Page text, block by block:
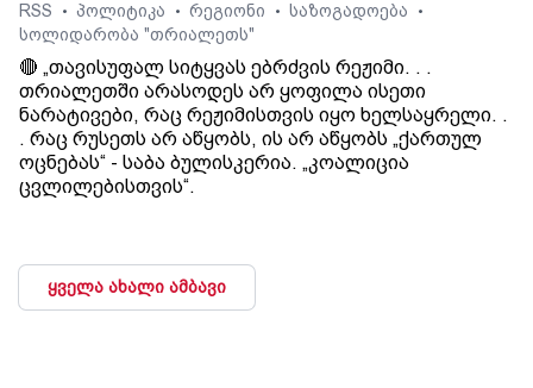
RSS
• პოლიტიკა • რეგიონი • საზოგადოება •
სოლიდარობა "თრიალეთს"
🔴 „თავისუფალ სიტყვას ებრძვის რეჟიმი. . .
თრიალეთში არასოდეს არ ყოფილა ისეთი
ნარატივები, რაც რეჟიმისთვის იყო ხელსაყრელი. .
. რაც რუსეთს არ აწყობს, ის არ აწყობს „ქართულ
ოცნებას“ - საბა ბულისკერია. „კოალიცია
ცვლილებისთვის“.
ყველა ახალი ამბავი